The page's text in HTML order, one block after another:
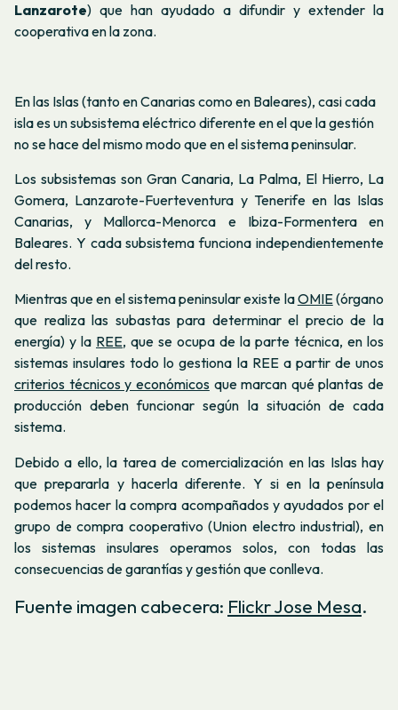
Lanzarote) que han ayudado a difundir y extender la
cooperativa en la zona.
En las Islas (tanto en Canarias como en Baleares), casi cada
isla es un subsistema eléctrico diferente en el que la gestión
no se hace del mismo modo que en el sistema peninsular.
Los subsistemas son Gran Canaria, La Palma, El Hierro, La
Gomera, Lanzarote-Fuerteventura y Tenerife en las Islas
Canarias, y Mallorca-Menorca e Ibiza-Formentera en
Baleares. Y cada subsistema funciona independientemente
del resto.
Mientras que en el sistema peninsular existe laOMIE(órgano
que realiza las subastas para determinar el precio de la
energía) y la REE, que se ocupa de la parte técnica, en los
sistemas insulares todo lo gestiona la REE a partir de unos
criterios técnicos y económicosque marcan qué plantas de
producción deben funcionar según la situación de cada
sistema.
Debido a ello, la tarea de comercialización en las Islas hay
que prepararla y hacerla diferente. Y si en la península
podemos hacer la compra acompañados y ayudados por el
grupo de compra cooperativo (Union electro industrial), en
los sistemas insulares operamos solos, con todas las
consecuencias de garantías y gestión que conlleva.
Fuente imagen cabecera: Flickr Jose Mesa.